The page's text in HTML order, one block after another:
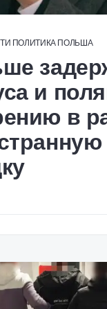
ПОЛИТИКА ПОЛЬША
и
в